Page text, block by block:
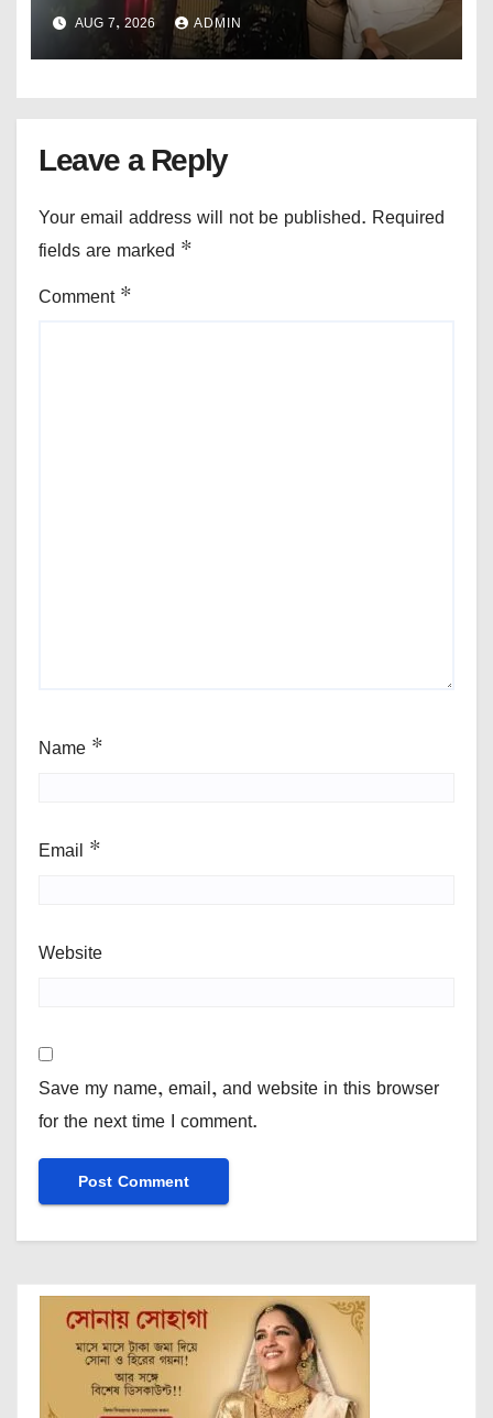
অগ্নিসংযোগ।
AUG 7, 2026 ADMIN
Leave a Reply
Your email address will not be published. Required
fields are marked *
Comment *
Name *
Email *
Website
Save my name, email, and website in this browser
for the next time I comment.